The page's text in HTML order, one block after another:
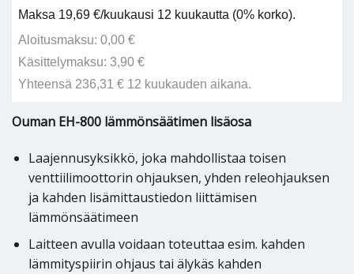
Maksa 19,69 €/kuukausi 12 kuukautta (0% korko).
Aloitusmaksu: 0,00 €
Käsittelymaksu: 3,90 €
Yhteensä 236,31 € 12 kuukauden aikana.
Ouman EH-800 lämmönsäätimen lisäosa
Laajennusyksikkö, joka mahdollistaa toisen
venttiilimoottorin ohjauksen, yhden releohjauksen
ja kahden lisämittaustiedon liittämisen
lämmönsäätimeen
Laitteen avulla voidaan toteuttaa esim. kahden
lämmityspiirin ohjaus tai älykäs kahden